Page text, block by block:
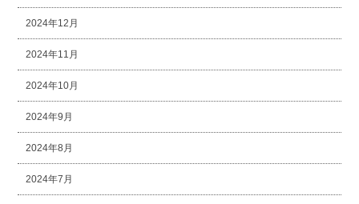
2024年12月
2024年11月
2024年10月
2024年9月
2024年8月
2024年7月